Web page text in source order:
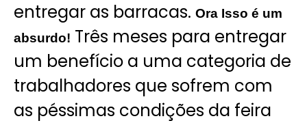
entregar as barracas. Ora Isso é um
absurdo! Três meses para entregar
um benefício a uma categoria de
trabalhadores que sofrem com
as péssimas condições da feira